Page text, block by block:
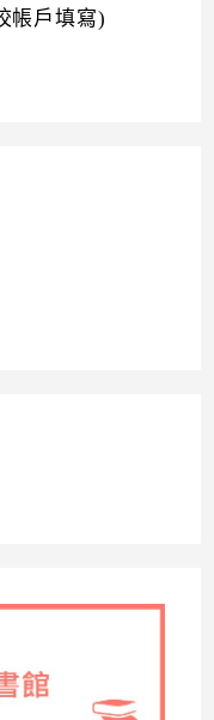
帳戶填寫)